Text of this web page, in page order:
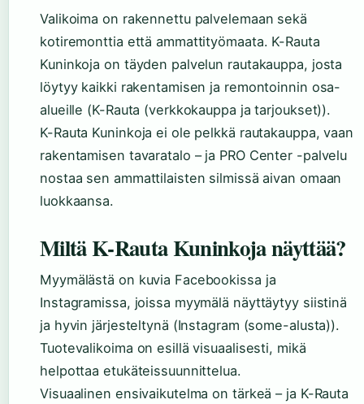
Valikoima on rakennettu palvelemaan sekä
kotiremonttia että ammattityömaata. K-Rauta
Kuninkoja on täyden palvelun rautakauppa, josta
löytyy kaikki rakentamisen ja remontoinnin osa-
alueille (K-Rauta (verkkokauppa ja tarjoukset)).
K-Rauta Kuninkoja ei ole pelkkä rautakauppa, vaan
rakentamisen tavaratalo – ja PRO Center -palvelu
nostaa sen ammattilaisten silmissä aivan omaan
luokkaansa.
Miltä K-Rauta Kuninkoja näyttää?
Myymälästä on kuvia Facebookissa ja
Instagramissa, joissa myymälä näyttäytyy siistinä
ja hyvin järjesteltynä (Instagram (some-alusta)).
Tuotevalikoima on esillä visuaalisesti, mikä
helpottaa etukäteissuunnittelua.
Visuaalinen ensivaikutelma on tärkeä – ja K-Rauta